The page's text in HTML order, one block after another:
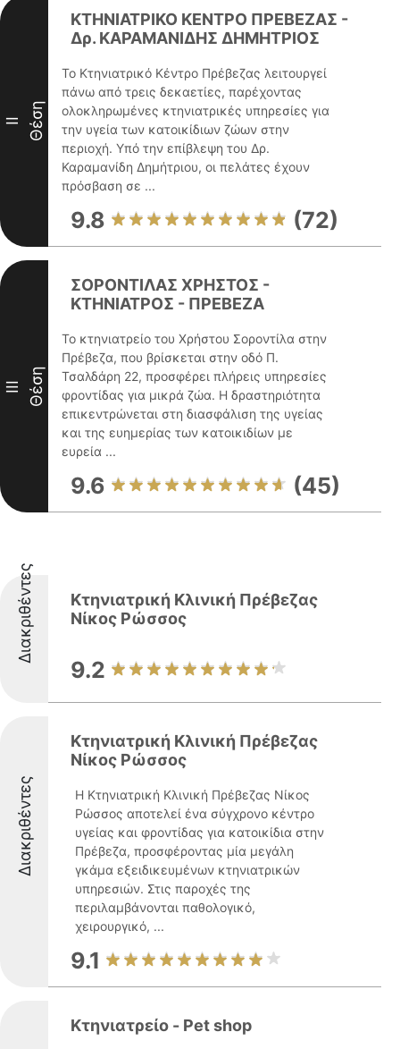
II Θέση
ΚΤΗΝΙΑΤΡΙΚΟ ΚΕΝΤΡΟ ΠΡΕΒΕΖΑΣ -
Δρ. ΚΑΡΑΜΑΝΙΔΗΣ ΔΗMΗΤΡΙΟΣ
Το Κτηνιατρικό Κέντρο Πρέβεζας λειτουργεί
πάνω από τρεις δεκαετίες, παρέχοντας
ολοκληρωμένες κτηνιατρικές υπηρεσίες για
την υγεία των κατοικίδιων ζώων στην
περιοχή. Υπό την επίβλεψη του Δρ.
Καραμανίδη Δημήτριου, οι πελάτες έχουν
πρόσβαση σε ...
9.8 (72)
III Θέση
ΣΟΡΟΝΤΙΛΑΣ ΧΡΗΣΤΟΣ -
ΚΤΗΝΙΑΤΡΟΣ - ΠΡΕΒΕΖΑ
Το κτηνιατρείο του Χρήστου Σοροντίλα στην
Πρέβεζα, που βρίσκεται στην οδό Π.
Τσαλδάρη 22, προσφέρει πλήρεις υπηρεσίες
φροντίδας για μικρά ζώα. Η δραστηριότητα
επικεντρώνεται στη διασφάλιση της υγείας
και της ευημερίας των κατοικιδίων με
ευρεία ...
9.6 (45)
Διακριθέντες
Κτηνιατρική Κλινική Πρέβεζας
Νίκος Ρώσσος
9.2
Διακριθέντες
Κτηνιατρική Κλινική Πρέβεζας
Νίκος Ρώσσος
Η Κτηνιατρική Κλινική Πρέβεζας Νίκος
Ρώσσος αποτελεί ένα σύγχρονο κέντρο
υγείας και φροντίδας για κατοικίδια στην
Πρέβεζα, προσφέροντας μία μεγάλη
γκάμα εξειδικευμένων κτηνιατρικών
υπηρεσιών. Στις παροχές της
περιλαμβάνονται παθολογικό,
χειρουργικό, ...
9.1
Κτηνιατρείο - Pet shop